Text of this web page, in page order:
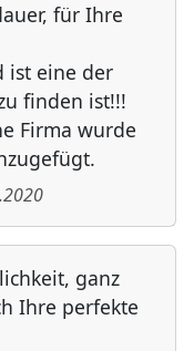
für Ihre
ist eine der
finden ist!!!
Firma wurde
ganz
Ihre perfekte